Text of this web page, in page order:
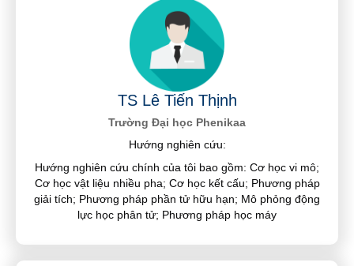
TS Lê Tiến Thịnh
Trường Đại học Phenikaa
Hướng nghiên cứu:
Hướng nghiên cứu chính của tôi bao gồm: Cơ học vi mô;
Cơ học vật liệu nhiều pha; Cơ học kết cấu; Phương pháp
giải tích; Phương pháp phần tử hữu hạn; Mô phỏng động
lực học phân tử; Phương pháp học máy